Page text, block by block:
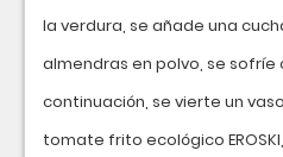
la verdura, se añade una
almendras en polvo, se sofríe
continuación, se vierte un
tomate frito ecológico